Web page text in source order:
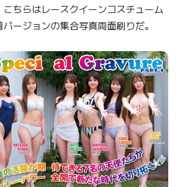
ちらはレースクイーンコスチューム
ージョンの集合写真両面刷りだ。